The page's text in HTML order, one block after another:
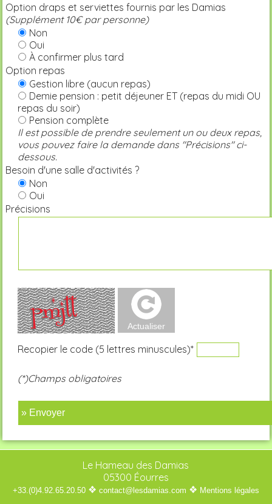
Option draps et serviettes fournis par les Damias
(Supplément 10€ par personne)
Non
Oui
À confirmer plus tard
Option repas
Gestion libre (aucun repas)
Demie pension : petit déjeuner ET (repas du midi OU
repas du soir)
Pension complète
Il est possible de prendre seulement un ou deux repas,
vous pouvez faire la demande dans "Précisions" ci-
dessous.
Besoin d'une salle d'activités ?
Non
Oui
Précisions
Recopier le code (5 lettres minuscules)*
(*)Champs obligatoires
» Envoyer
Le Hameau des Damias
05300 Éourres
+33.(0)4.92.65.20.50 ❖ contact@lesdamias.com ❖ Mentions légales